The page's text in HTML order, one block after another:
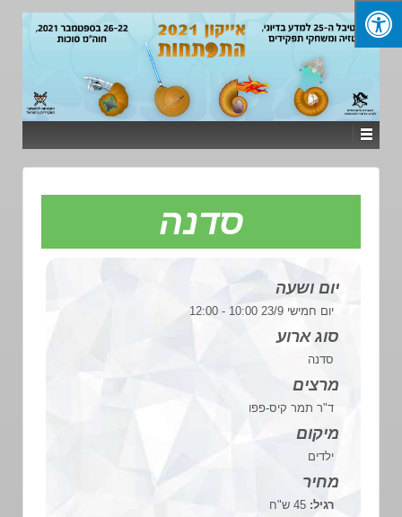
סדנה
יום ושעה
יום חמישי 23/9 10:00 - 12:00
סוג ארוע
מרצים
ד"ר תמר קיס-פפו